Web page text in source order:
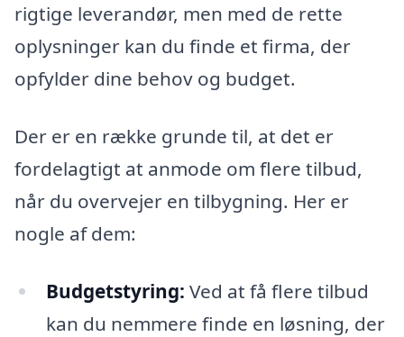
rigtige leverandør, men med de rette
oplysninger kan du finde et firma, der
opfylder dine behov og budget.
Der er en række grunde til, at det er
fordelagtigt at anmode om flere tilbud,
når du overvejer en tilbygning. Her er
nogle af dem:
Budgetstyring: Ved at få flere tilbud
kan du nemmere finde en løsning, der